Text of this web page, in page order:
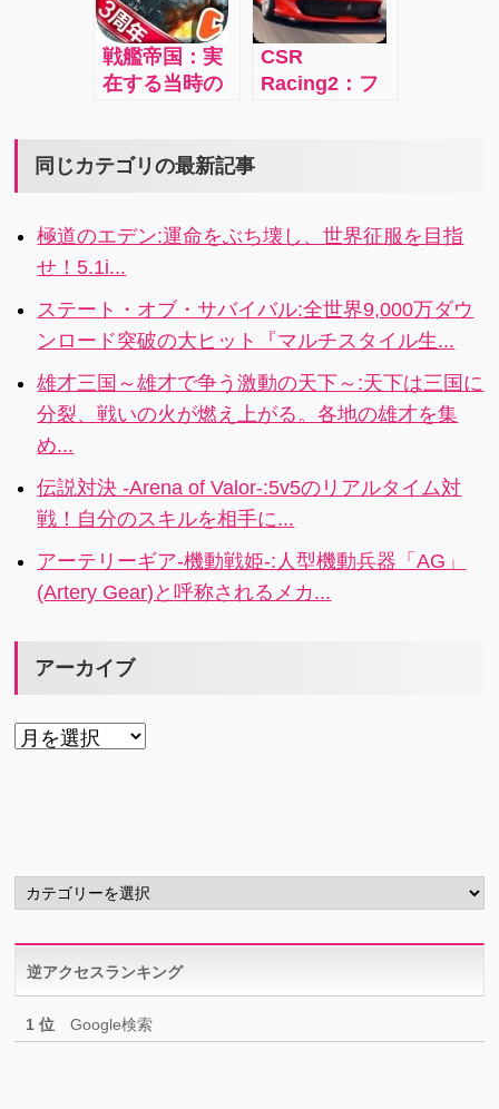
史上初のリア
ルタイム戦略
ゲームを世界
中のプレイヤ
ウォーズの代
クターや「ロ
ーグ・ワン」
の最新キャラ
クターで自分
だけのチーム
クト」！スマ
ホゲーム史上
最高クオリテ
ィの熱い王道
しよう！
力を倒し、世
界に平和を取
戦艦帝国：実
在する当時の
軍を勝利へと
雰囲気を味わ
おう！3i
CSR
Racing2：フ
をチューニン
模のクルーイ
ベントで対戦
相手を圧倒せ
よ！
同じカテゴリの最新記事
極道のエデン:運命をぶち壊し、世界征服を目指
せ！5.1i...
ステート・オブ・サバイバル:全世界9,000万ダウ
ンロード突破の大ヒット『マルチスタイル生...
雄才三国～雄才で争う激動の天下～:天下は三国に
分裂、戦いの火が燃え上がる。各地の雄才を集
め...
伝説対決 -Arena of Valor-:5v5のリアルタイム対
戦！自分のスキルを相手に...
アーテリーギア-機動戦姫-:人型機動兵器「AG」
(Artery Gear)と呼称されるメカ...
アーカイブ
ア
カ
テ
リ
ー逆アクセスランキング
1 位 Google検索